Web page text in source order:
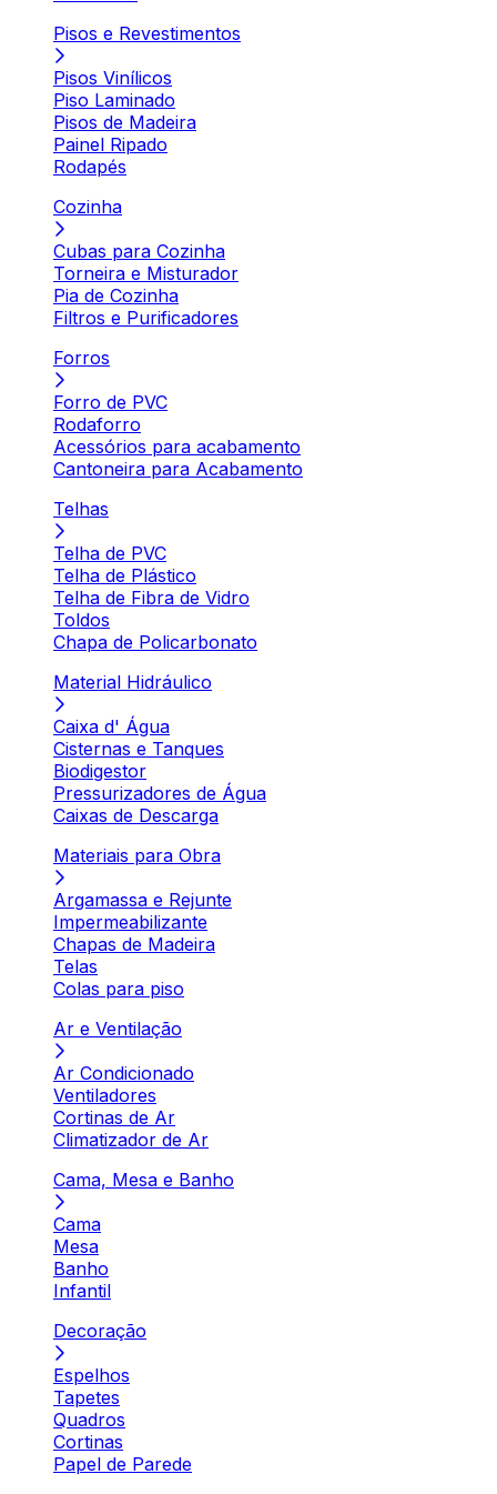
Pisos e Revestimentos
Pisos Vinílicos
Piso Laminado
Pisos de Madeira
Painel Ripado
Rodapés
Cozinha
Cubas para Cozinha
Torneira e Misturador
Pia de Cozinha
Filtros e Purificadores
Forros
Forro de PVC
Rodaforro
Acessórios para acabamento
Cantoneira para Acabamento
Telhas
Telha de PVC
Telha de Plástico
Telha de Fibra de Vidro
Toldos
Chapa de Policarbonato
Material Hidráulico
Caixa d' Água
Cisternas e Tanques
Biodigestor
Pressurizadores de Água
Caixas de Descarga
Materiais para Obra
Argamassa e Rejunte
Impermeabilizante
Chapas de Madeira
Telas
Colas para piso
Ar e Ventilação
Ar Condicionado
Ventiladores
Cortinas de Ar
Climatizador de Ar
Cama, Mesa e Banho
Cama
Mesa
Banho
Infantil
Decoração
Espelhos
Tapetes
Quadros
Cortinas
Papel de Parede